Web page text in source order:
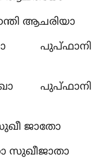
ആചരിയാ
പുപ്ഫാനി
പുപ്ഫാനി
ജാതോ
സുഖീജാതാ